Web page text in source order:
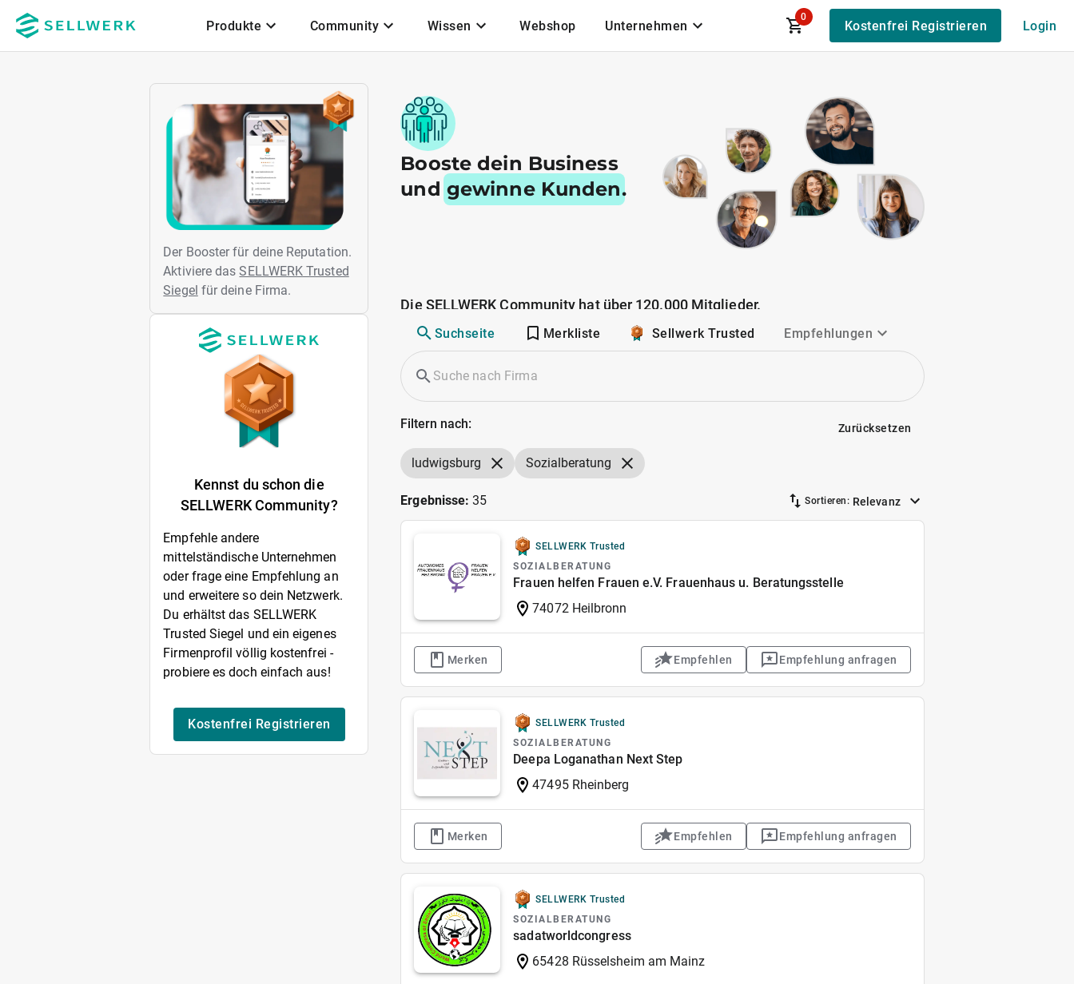
Zum Hauptinhalt
Produkte Community Wissen Webshop Unternehmen
0
Kostenfrei Registrieren Login
Der Booster für deine Reputation.
Aktiviere dasSELLWERK Trusted
Siegel für deine Firma.
Kennst du schon die
SELLWERK Community?
Empfehle andere
mittelständische Unternehmen
oder frage eine Empfehlung an
und erweitere so dein Netzwerk.
Du erhältst das SELLWERK
Trusted Siegel und ein eigenes
Firmenprofil völlig kostenfrei -
probiere es doch einfach aus!
Kostenfrei Registrieren
Booste dein Business
und gewinne Kunden.
Die SELLWERK Community hat über 120.000 Mitglieder.
Suchseite Merkliste Sellwerk Trusted Empfehlungen
Filtern nach: Zurücksetzen
ludwigsburg Sozialberatung
Ergebnisse:35 Sortieren: Relevanz
SELLWERK Trusted
SOZIALBERATUNG
Frauen helfen Frauen e.V. Frauenhaus u. Beratungsstelle
74072 Heilbronn
Merken Empfehlen Empfehlung anfragen
SELLWERK Trusted
SOZIALBERATUNG
Deepa Loganathan Next Step
47495 Rheinberg
Merken Empfehlen Empfehlung anfragen
SELLWERK Trusted
SOZIALBERATUNG
sadatworldcongress
65428 Rüsselsheim am Mainz